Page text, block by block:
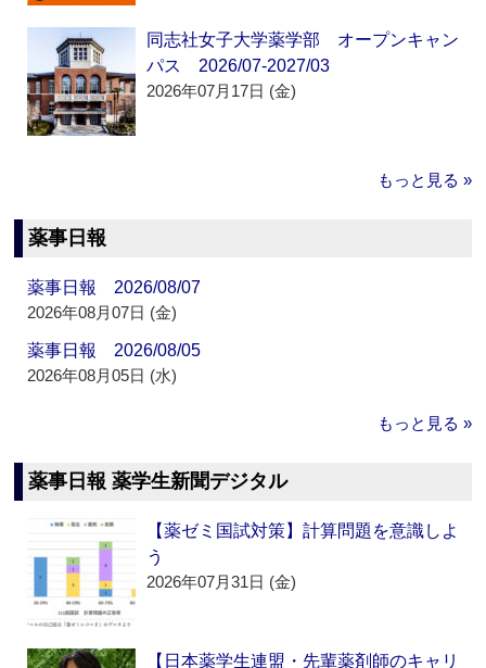
同志社女子大学薬学部 オープンキャン
パス 2026/07-2027/03
2026年07月17日 (金)
もっと見る »
薬事日報
薬事日報 2026/08/07
2026年08月07日 (金)
薬事日報 2026/08/05
2026年08月05日 (水)
もっと見る »
薬事日報 薬学生新聞デジタル
【薬ゼミ国試対策】計算問題を意識しよ
う
2026年07月31日 (金)
【日本薬学生連盟・先輩薬剤師のキャリ